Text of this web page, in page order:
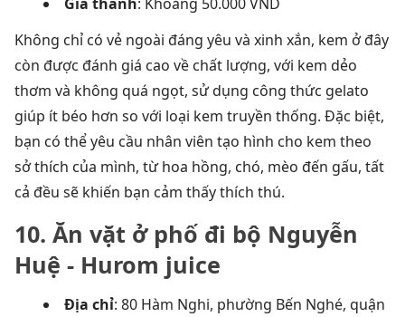
Không chỉ có vẻ ngoài đáng yêu và xinh xắn, kem ở đây
còn được đánh giá cao về chất lượng, với kem dẻo
thơm và không quá ngọt, sử dụng công thức gelato
giúp ít béo hơn so với loại kem truyền thống. Đặc biệt,
bạn có thể yêu cầu nhân viên tạo hình cho kem theo
sở thích của mình, từ hoa hồng, chó, mèo đến gấu, tất
cả đều sẽ khiến bạn cảm thấy thích thú.
10. Ăn vặt ở phố đi bộ Nguyễn
Huệ - Hurom juice
Địa chỉ: 80 Hàm Nghi, phường Bến Nghé, quận